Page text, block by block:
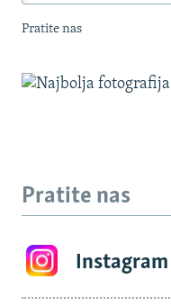
Pratite nas
Pratite nas
Instagram